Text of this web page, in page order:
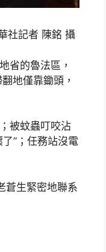
社記者 陳銘 攝
省的魯法區，
地僅靠鋤頭，
被蚊蟲叮咬沾
”；任務站沒電
蒼生緊密地聯系